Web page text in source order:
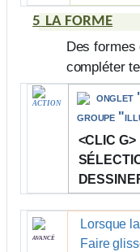
5 LA FORME
Des
compléter
ACTION
onglet
groupe
<CLIC G>
avancé
Lorsque
Faire